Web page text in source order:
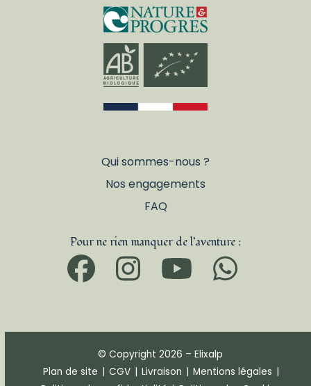
Qui sommes-nous ?
Nos engagements
FAQ
Pour ne rien manquer de l’aventure :
Facebook
Instagram
© Copyright 2026 – Elixalp
Plan de site | CGV | Livraison | Mentions légales |